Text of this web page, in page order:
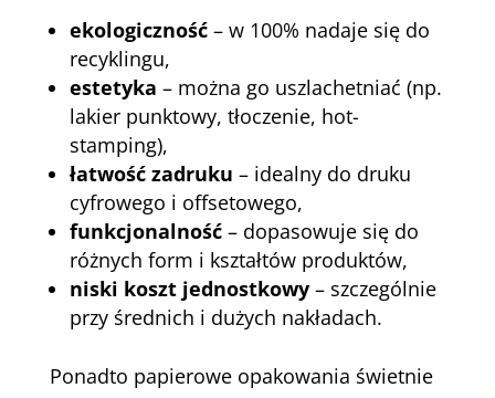
ekologiczność– w 100% nadaje się do
recyklingu,
estetyka – można go uszlachetniać (np.
lakier punktowy, tłoczenie, hot-
stamping),
łatwość zadruku – idealny do druku
cyfrowego i offsetowego,
funkcjonalność– dopasowuje się do
różnych form i kształtów produktów,
niski koszt jednostkowy– szczególnie
przy średnich i dużych nakładach.
Ponadto papierowe opakowania świetnie